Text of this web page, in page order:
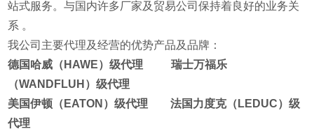
站式服务。与国内许多厂家及贸易公司保持着良好的业务关
系 。
我公司主要代理及经营的优势产品及品牌：
德国哈威（HAWE）级代理 瑞士万福乐
（WANDFLUH）级代理
美国伊顿（EATON）级代理 法国力度克（LEDUC）级
代理